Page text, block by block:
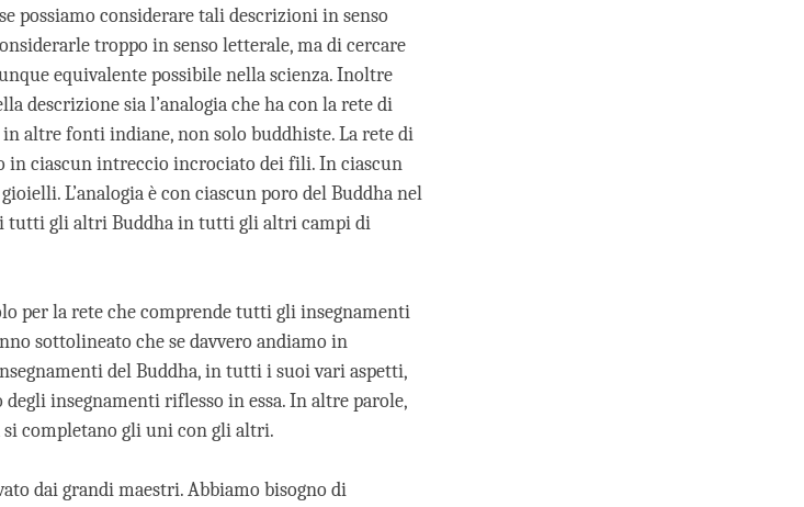
possiamo considerare tali descrizioni in senso
troppo in senso letterale, ma di cercare
equivalente possibile nella scienza. Inoltre
descrizione sia l’analogia che ha con la rete di
altre fonti indiane, non solo buddhiste. La rete di
in ciascun intreccio incrociato dei fili. In ciascun
L’analogia è con ciascun poro del Buddha nel
tutti gli altri Buddha in tutti gli altri campi di
per la rete che comprende tutti gli insegnamenti
sottolineato che se davvero andiamo in
del Buddha, in tutti i suoi vari aspetti,
insegnamenti riflesso in essa. In altre parole,
completano gli uni con gli altri.
dai grandi maestri. Abbiamo bisogno di